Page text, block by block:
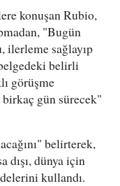
konuşan Rubio,
"Bugün
ilerleme sağlayıp
belirli
görüşme
birkaç gün sürecek"
belirterek,
dışı, dünya için
kullandı.